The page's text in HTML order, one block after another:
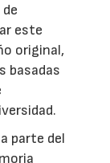
este
original,
basadas
parte del